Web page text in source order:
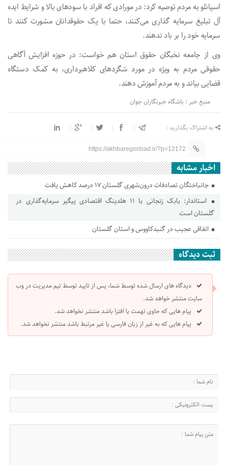
اسپانلو به مردم توصیه کرد: در مورادی که افراد با سود‌های بالا و شرایط ایده
آل تبلیغ سرمایه گذاری می‌کنند، حتما با یک حقوقدانان مشورت کنند تا
سرمایه خود را بر باد ندهند.
وی از جامعه نخبگان حقوق استان هم خواست: در حوزه افزایش آگاهی
حقوقی مردم به ویژه در مورد شگرد‌های کلاهبرداری، به کمک دستگاه
قضایی بیاند و به مردم آموزش دهند.
منبع خبر : باشگاه خبرنگاران جوان
به اشتراک بگذارید :
https://akhbaregonbad.ir/?p=12172
اخبار مشابه
جانباختگان تصادفات درون‌شهری گلستان ۱۷ درصد کاهش یافت
استاندار: بابک زنجانی با ۱۱ هلدینگ اقتصادی پیگیر سرمایه‌گذاری در
گلستان است
اتفاقی عجیب در‌ گنبدکاووس و استان گلستان
ثبت دیدگاه
دیدگاه های ارسال شده توسط شما، پس از تایید توسط تیم مدیریت در وب
سایت منتشر خواهد شد.
پیام هایی که حاوی تهمت یا افترا باشد منتشر نخواهد شد.
پیام هایی که به غیر از زبان فارسی یا غیر مرتبط باشد منتشر نخواهد شد.